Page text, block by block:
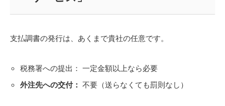
支払調書の発行は、あくまで貴社の任意です。
税務署への提出： 一定金額以上なら必要
外注先への交付： 不要（送らなくても罰則なし）